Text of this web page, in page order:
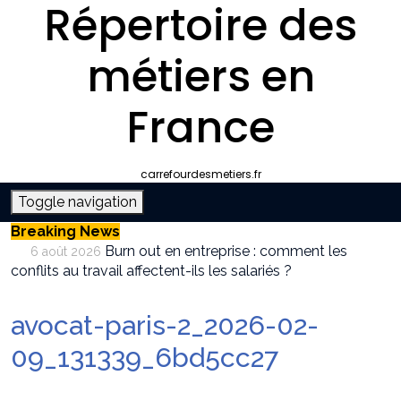
Répertoire des
métiers en
France
carrefourdesmetiers.fr
Toggle navigation
Breaking News
6 août 2026 Burn out en entreprise : comment les
conflits au travail affectent-ils les salariés ?
30 juillet 2026 Quelle plateforme freelance choisir pour
décrocher des missions récurrentes ?
28 juillet 2026 SEO et IA : Comment optimiser votre site
avocat-paris-2_2026-02-
09_131339_6bd5cc27